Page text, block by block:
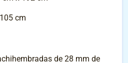
cm
de 28 mm de